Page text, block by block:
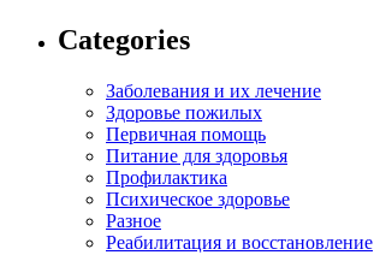
Categories
Заболевания и их лечение
Здоровье пожилых
Первичная помощь
Питание для здоровья
Профилактика
Психическое здоровье
Разное
Реабилитация и восстановление